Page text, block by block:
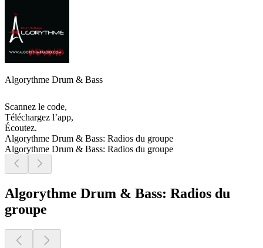
Algorythme Drum & Bass
Scannez le code,
Téléchargez l’app,
Écoutez.
Algorythme Drum & Bass: Radios du groupe
Algorythme Drum & Bass: Radios du groupe
Algorythme Drum & Bass: Radios du
groupe